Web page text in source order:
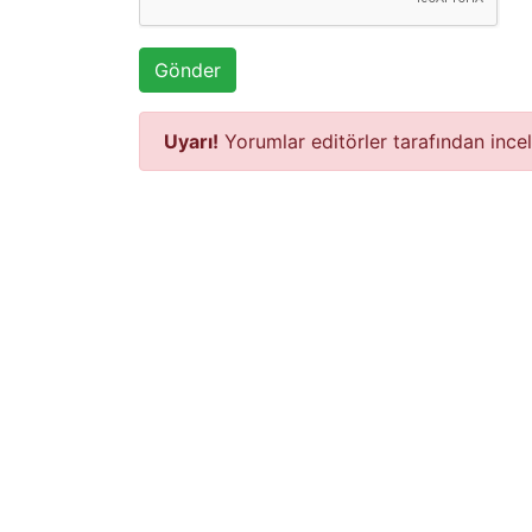
Gönder
Uyarı! Yorumlar editörler tarafından